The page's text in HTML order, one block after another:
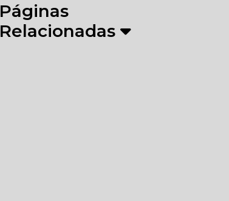
Páginas
Relacionadas